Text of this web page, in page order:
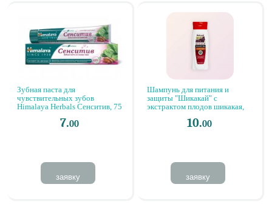
Зубная паста для
чувствительных зубов
Himalaya Herbals Сенситив, 75
7.00
заявку
Шампунь для питания и
защиты "Шикакай" с
экстрактом плодов шикакая,
маслом кокосовой пальмы,
10.00
заявку